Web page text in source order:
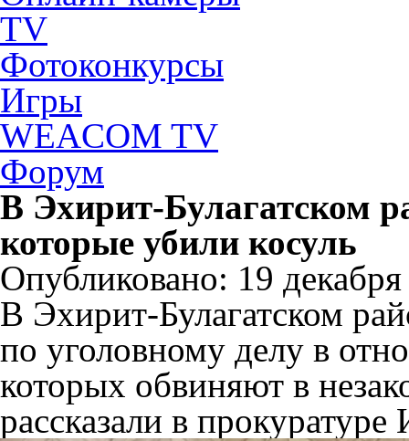
TV
Фотоконкурсы
Игры
WEACOM TV
Форум
В Эхирит-Булагатском
которые убили косуль
Опубликовано: 19
В Эхирит-Булагатском
по уголовному делу в
которых обвиняют в
рассказали в